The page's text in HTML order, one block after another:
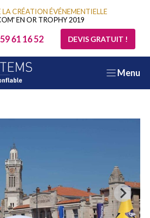
LA CRÉATION ÉVÉNEMENTIELLE
EN OR TROPHY 2019
61 16 52 DEVIS GRATUIT !
Menu